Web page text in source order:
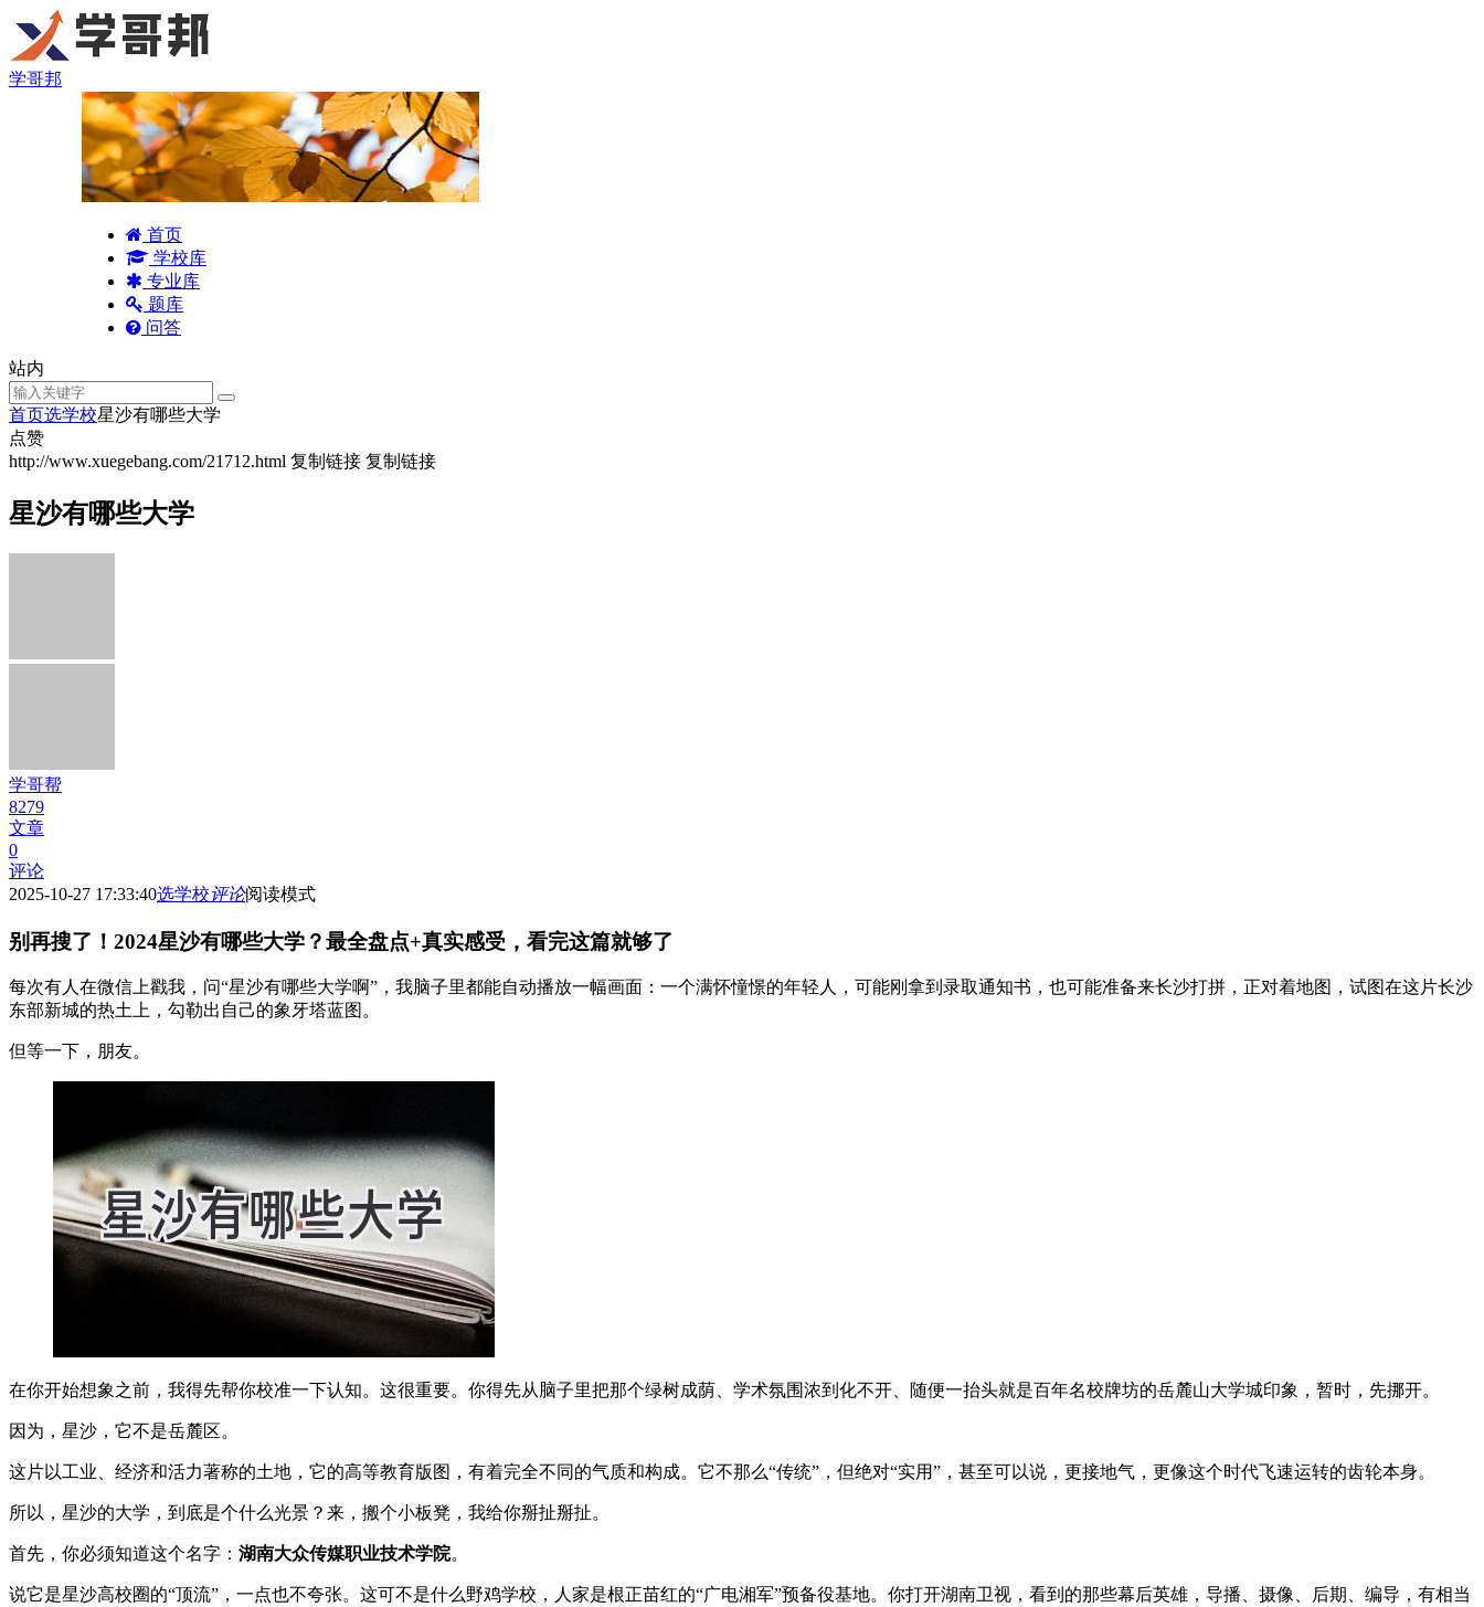
学哥邦
首页
学校库
专业库
题库
问答
站内
首页选学校星沙有哪些大学
点赞
http://www.xuegebang.com/21712.html 复制链接 复制链接
星沙有哪些大学
学哥帮
8279
文章
0
评论
2025-10-27 17:33:40选学校评论阅读模式
别再搜了！2024星沙有哪些大学？最全盘点+真实感受，看完这篇就够了
每次有人在微信上戳我，问“星沙有哪些大学啊”，我脑子里都能自动播放一幅画面：一个满怀憧憬的年轻人，可能刚拿到录取通知书，也可能准备来长沙打拼，正对着地图，试图在这片长沙
东部新城的热土上，勾勒出自己的象牙塔蓝图。
但等一下，朋友。
在你开始想象之前，我得先帮你校准一下认知。这很重要。你得先从脑子里把那个绿树成荫、学术氛围浓到化不开、随便一抬头就是百年名校牌坊的岳麓山大学城印象，暂时，先挪开。
因为，星沙，它不是岳麓区。
这片以工业、经济和活力著称的土地，它的高等教育版图，有着完全不同的气质和构成。它不那么“传统”，但绝对“实用”，甚至可以说，更接地气，更像这个时代飞速运转的齿轮本身。
所以，星沙的大学，到底是个什么光景？来，搬个小板凳，我给你掰扯掰扯。
首先，你必须知道这个名字： 湖南大众传媒职业技术学院。
说它是星沙高校圈的“顶流”，一点也不夸张。这可不是什么野鸡学校，人家是根正苗红的“广电湘军”预备役基地。你打开湖南卫视，看到的那些幕后英雄，导播、摄像、后期、编导，有相当